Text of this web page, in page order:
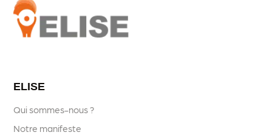
ELISE
Qui sommes-nous ?
Notre manifeste